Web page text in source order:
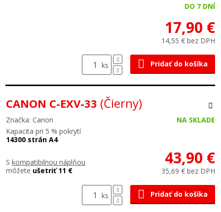
DO 7 DNÍ
17,90 €
14,55 € bez DPH
ks Pridať do košíka
CANON C-EXV-33 (Čierny)
Značka: Canon
NA SKLADE
Kapacita pri 5 % pokrytí
14300 strán A4
S kompatibilnou náplňou
môžete ušetriť 11 €
43,90 €
35,69 € bez DPH
ks Pridať do košíka